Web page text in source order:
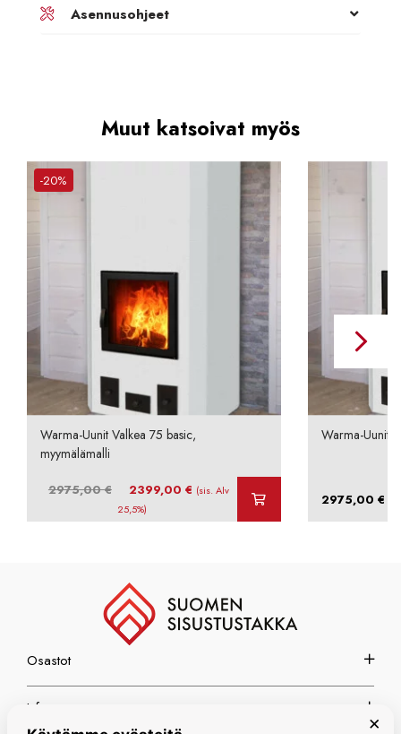
Asennusohjeet
Muut katsoivat myös
-20%
Warma-Uunit Valkea 75 basic,
myymälämalli
2975,00€
Alkuperäinen
hinta
oli:
2399,00€ Nykyinen
on:
(sis. Alv
25,5%)
Warma-Uunit
2975,00 €
Osastot
Info
×